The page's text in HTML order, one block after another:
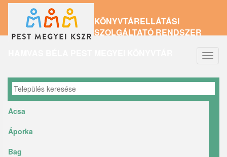
tartalomra
KÖNYVTÁRELLÁTÁSI
SZOLGÁLTATÓ RENDSZER
Acsa
Áporka
Bag